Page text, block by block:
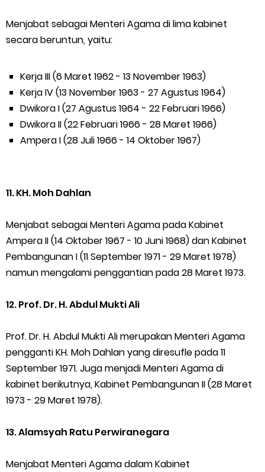
Menjabat sebagai Menteri Agama di lima kabinet
secara beruntun, yaitu:
Kerja III (6 Maret 1962 - 13 November 1963)
Kerja IV (13 November 1963 - 27 Agustus 1964)
Dwikora I (27 Agustus 1964 - 22 Februari 1966)
Dwikora II (22 Februari 1966 - 28 Maret 1966)
Ampera I (28 Juli 1966 - 14 Oktober 1967)
11. KH. Moh Dahlan
Menjabat sebagai Menteri Agama pada Kabinet
Ampera II (14 Oktober 1967 - 10 Juni 1968) dan Kabinet
Pembangunan I (11 September 1971 - 29 Maret 1978)
namun mengalami penggantian pada 28 Maret 1973.
12. Prof. Dr. H. Abdul Mukti Ali
Prof. Dr. H. Abdul Mukti Ali merupakan Menteri Agama
pengganti KH. Moh Dahlan yang diresufle pada 11
September 1971. Juga menjadi Menteri Agama di
kabinet berikutnya, Kabinet Pembangunan II (28 Maret
1973 - 29 Maret 1978).
13. Alamsyah Ratu Perwiranegara
Menjabat Menteri Agama dalam Kabinet